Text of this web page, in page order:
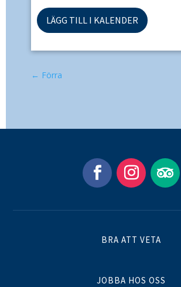
LÄGG TILL I KALENDER
← Förra
BRA ATT VETA
JOBBA HOS OSS